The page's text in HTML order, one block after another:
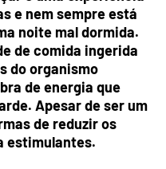
e nem sempre está
noite mal dormida.
de comida ingerida
do organismo
de energia que
Apesar de ser um
de reduzir os
estimulantes.